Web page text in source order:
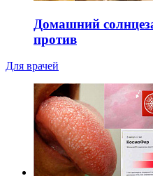
Домашний
против
Для врачей